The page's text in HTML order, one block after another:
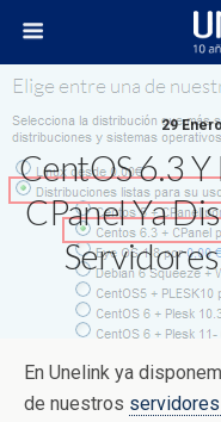
29
CentOS 6.3
CPanel Ya
En Unelink ya
de nuestros